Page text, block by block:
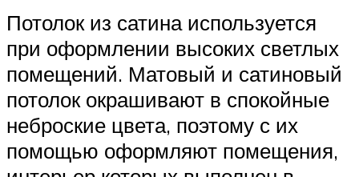
Потолок из сатина используется
при оформлении высоких светлых
помещений. Матовый и сатиновый
потолок окрашивают в спокойные
неброские цвета, поэтому с их
помощью оформляют помещения,